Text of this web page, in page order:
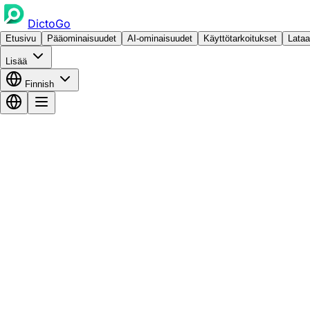
DictoGo
Etusivu Pääominaisuudet AI-ominaisuudet Käyttötarkoitukset Lataa
Lisää
Finnish